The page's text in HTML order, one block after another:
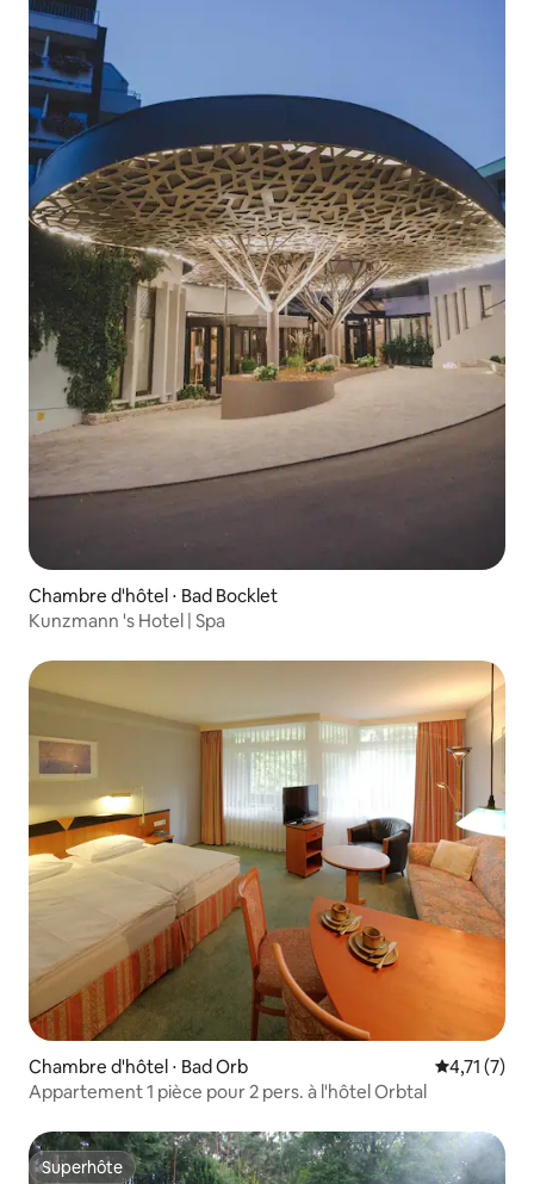
Chambre d'hôtel ⋅ Bad Bocklet
Kunzmann 's Hotel | Spa
Chambre d'hôtel ⋅ Bad Orb Évaluation
4,71 (7)
Appartement 1 pièce pour 2 pers. à l'hôtel Orbtal
Superhôte
Superhôte